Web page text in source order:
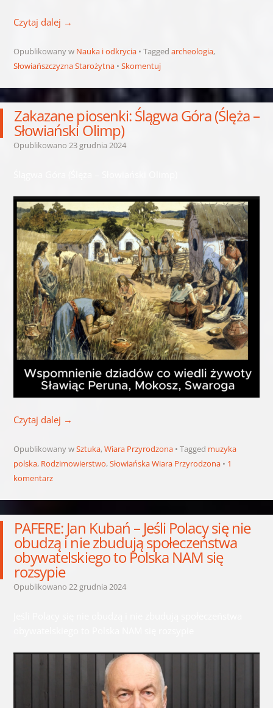
Czytaj dalej →
Opublikowany w Nauka i odkrycia Tagged archeologia,
Słowiańszczyzna Starożytna
Skomentuj
Zakazane piosenki: Ślągwa Góra (Ślęża –
Słowiański Olimp)
Opublikowano 23 grudnia 2024
Czytaj dalej →
Opublikowany wSztuka,Wiara Przyrodzona Tagged muzyka
polska, Rodzimowierstwo,Słowiańska Wiara Przyrodzona
1
komentarz
PAFERE: Jan Kubań – Jeśli Polacy się nie
obudzą i nie zbudują społeczeństwa
obywatelskiego to Polska NAM się
rozsypie
Opublikowano 22 grudnia 2024